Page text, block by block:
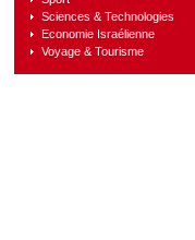
Sciences & Technologies
Economie Israélienne
Voyage & Tourisme